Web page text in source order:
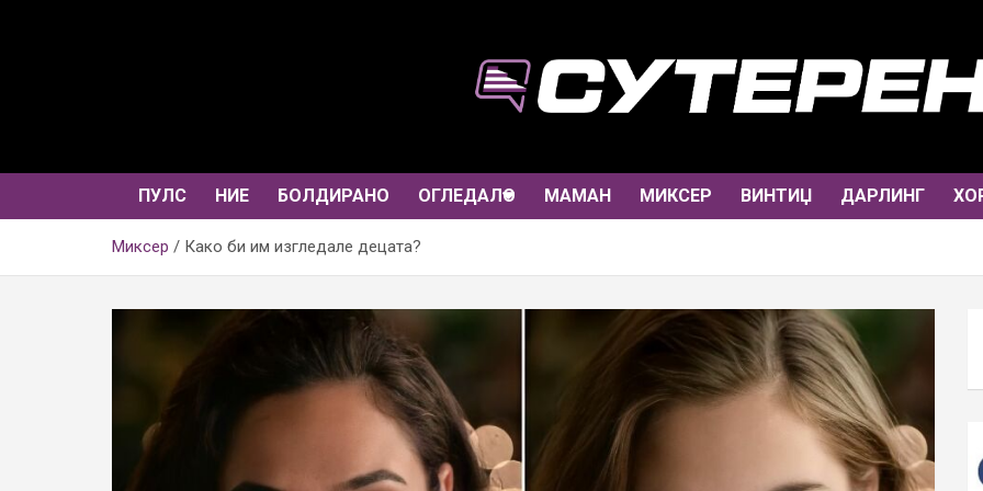
ПУЛС НИЕ БОЛДИРАНО ОГЛЕДАЛО МАМАН МИКСЕР ВИНТИЏ ДАРЛИНГ
Миксер Како би им изгледале децата?